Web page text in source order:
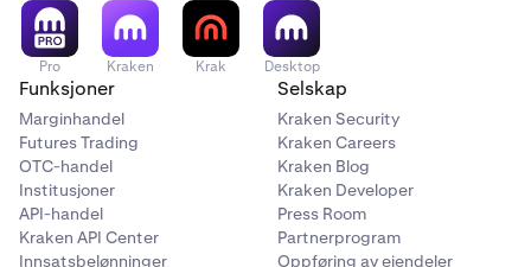
Pro Kraken Krak Desktop
Funksjoner
Marginhandel
Futures Trading
OTC-handel
Institusjoner
API-handel
Kraken API Center
Innsatsbelønninger
Selskap
Kraken Security
Kraken Careers
Kraken Blog
Kraken Developer
Press Room
Partnerprogram
Oppføring av eiendeler